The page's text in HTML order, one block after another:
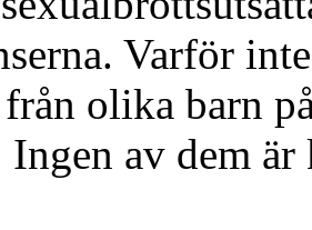
Varför
olika barn
Ingen av dem